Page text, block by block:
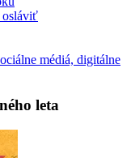
osláviť
médiá, digitálne
leta